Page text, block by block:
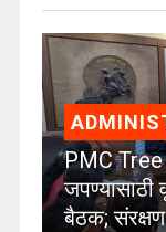
PMC Tree
जपण्यासाठी
बैठक;